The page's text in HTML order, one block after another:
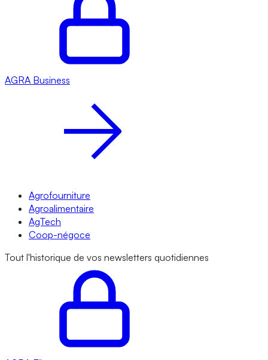
AGRA Business
Agrofourniture
Agroalimentaire
AgTech
Coop-négoce
Tout l'historique de vos newsletters quotidiennes